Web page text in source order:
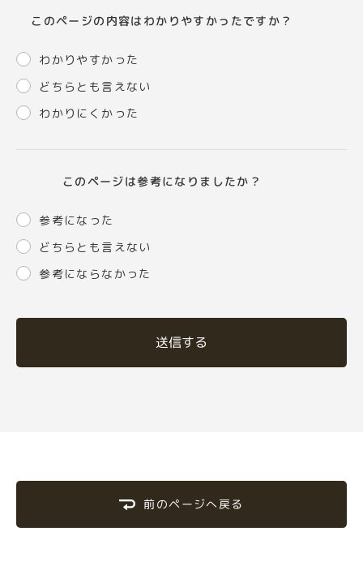
このページの内容はわかりやすかったですか？
わかりやすかった
どちらとも言えない
わかりにくかった
このページは参考になりましたか？
参考になった
どちらとも言えない
参考にならなかった
送信する
前のページへ戻る